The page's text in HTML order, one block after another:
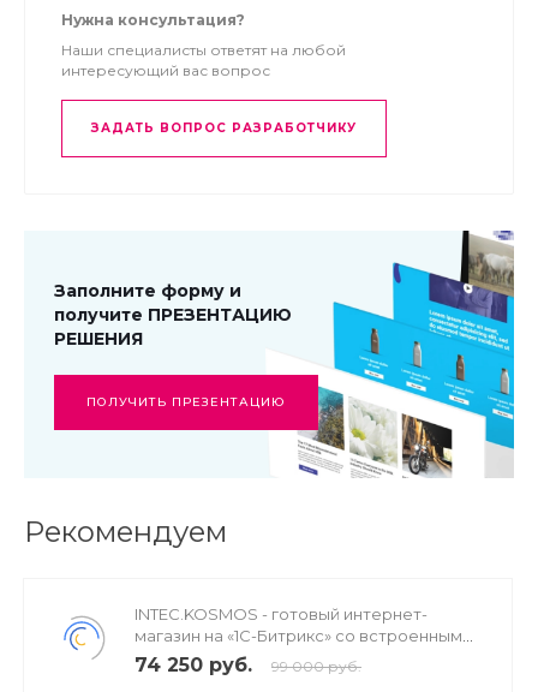
Нужна консультация?
Наши специалисты ответят на любой
интересующий вас вопрос
ЗАДАТЬ ВОПРОС РАЗРАБОТЧИКУ
Заполните форму и
получите ПРЕЗЕНТАЦИЮ
РЕШЕНИЯ
ПОЛУЧИТЬ ПРЕЗЕНТАЦИЮ
Рекомендуем
INTEC.KOSMOS - готовый интернет-
магазин на «1С-Битрикс» со встроенным
искусственным интеллектом
74 250 руб. 99 000 руб.